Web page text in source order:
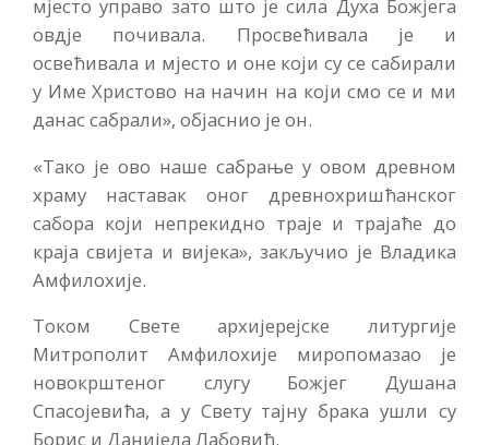
мјесто управо зато што је сила Духа Божјега
овдје почивала. Просвећивала је и
освећивала и мјесто и оне који су се сабирали
у Име Христово на начин на који смо се и ми
данас сабрали», објаснио је он.
«Тако је ово наше сабрање у овом древном
храму наставак оног древнохришћанског
сабора који непрекидно траје и трајаће до
краја свијета и вијека», закључио је Владика
Амфилохије.
Током Свете архијерејске литургије
Митрополит Амфилохије миропомазао је
новокрштеног слугу Божјег Душана
Спасојевића, а у Свету тајну брака ушли су
Борис и Данијела Лабовић.